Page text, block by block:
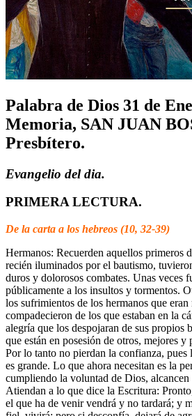
Palabra de Dios 31 de
Memoria, SAN JUAN
Presbítero.
Evangelio del dia.
PRIMERA LECTURA.
De la carta a los hebreos (10, 32-39)
Hermanos: Recuerden aquellos primeros
recién iluminados por el bautismo,
duros y dolorosos combates. Unas veces
públicamente a los insultos y tormentos.
los sufrimientos de los hermanos que eran
compadecieron de los que estaban en la
alegría que los despojaran de sus propios
que están en posesión de otros, mejores y
Por lo tanto no pierdan la confianza, pues
es grande. Lo que ahora necesitan es la
cumpliendo la voluntad de Dios,
Atiendan a lo que dice la Escritura:
el que ha de venir vendrá y no tardará; y